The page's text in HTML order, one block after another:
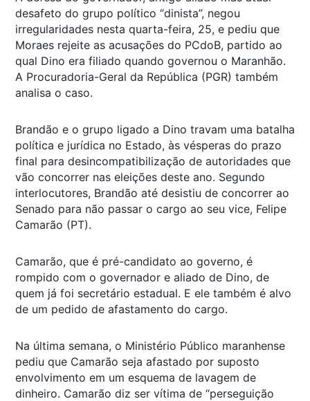
desafeto do grupo político “dinista”, negou
irregularidades nesta quarta-feira, 25, e pediu que
Moraes rejeite as acusações do PCdoB, partido ao
qual Dino era filiado quando governou o Maranhão.
A Procuradoria-Geral da República (PGR) também
analisa o caso.
Brandão e o grupo ligado a Dino travam uma batalha
política e jurídica no Estado, às vésperas do prazo
final para desincompatibilização de autoridades que
vão concorrer nas eleições deste ano. Segundo
interlocutores, Brandão até desistiu de concorrer ao
Senado para não passar o cargo ao seu vice, Felipe
Camarão (PT).
Camarão, que é pré-candidato ao governo, é
rompido com o governador e aliado de Dino, de
quem já foi secretário estadual. E ele também é alvo
de um pedido de afastamento do cargo.
Na última semana, o Ministério Público maranhense
pediu que Camarão seja afastado por suposto
envolvimento em um esquema de lavagem de
dinheiro. Camarão diz ser vítima de “perseguição